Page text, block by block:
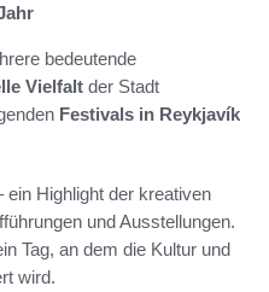
bedeutende
Vielfalt der Stadt
Festivals in Reykjavík
ein Highlight der kreativen
und Ausstellungen.
Tag, an dem die Kultur und
wird.